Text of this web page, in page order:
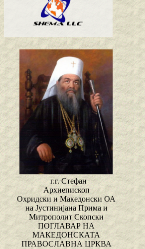
г.г. Стефан
Архиепископ
Охридски и Македонски ОА
на Јустинијана Прима и
Митрополит Скопски
ПОГЛАВАР НА
МАКЕДОНСКАТА
ПРАВОСЛАВНА ЦРКВА